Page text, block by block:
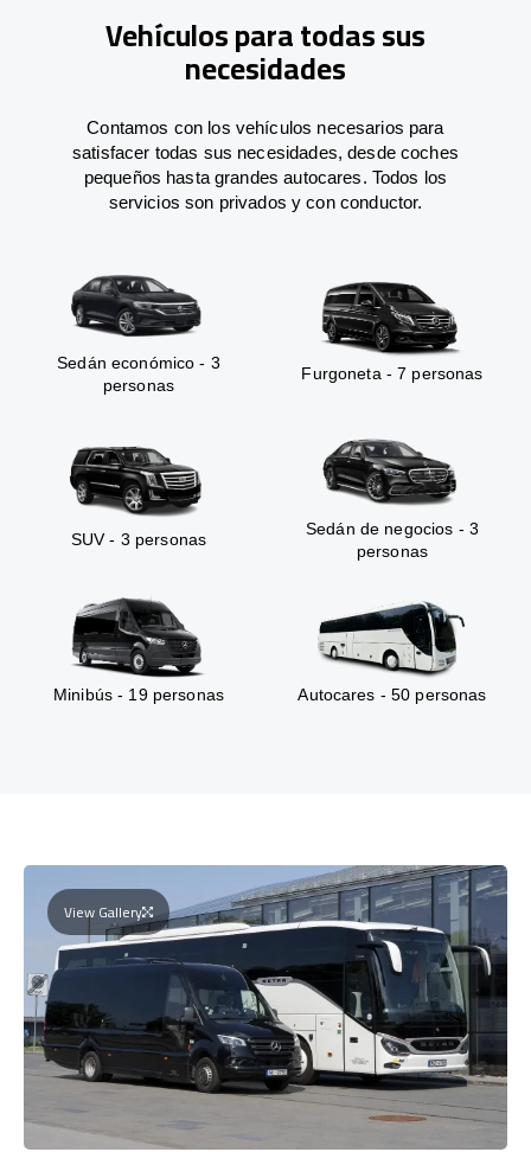
Vehículos para todas sus
necesidades
Contamos con los vehículos necesarios para
satisfacer todas sus necesidades, desde coches
pequeños hasta grandes autocares. Todos los
servicios son privados y con conductor.
Sedán económico - 3
personas
Furgoneta - 7 personas
SUV - 3 personas
Sedán de negocios - 3
personas
Minibús - 19 personas Autocares - 50 personas
View Gallery